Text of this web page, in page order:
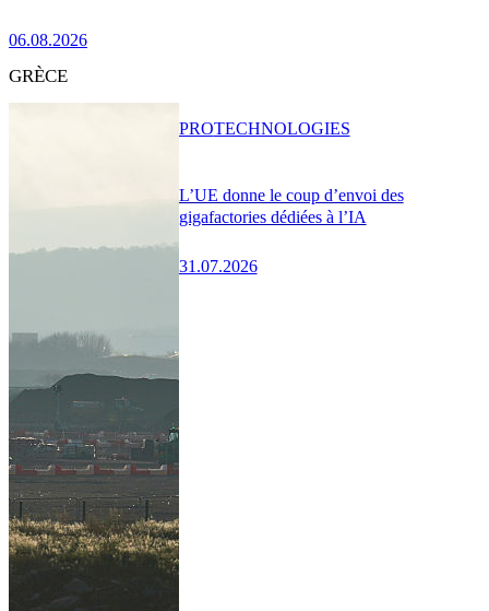
06.08.2026
GRÈCE
L’UE donne le coup d’envoi des
gigafactories dédiées à l’IA
31.07.2026
PROTECHNOLOGIES